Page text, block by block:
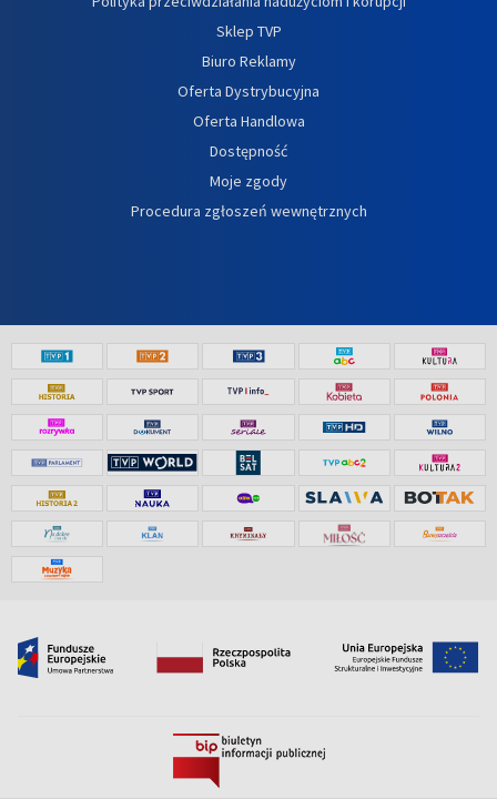
Sklep TVP
Biuro Reklamy
Oferta Dystrybucyjna
Oferta Handlowa
Dostępność
Moje zgody
Procedura zgłoszeń wewnętrznych